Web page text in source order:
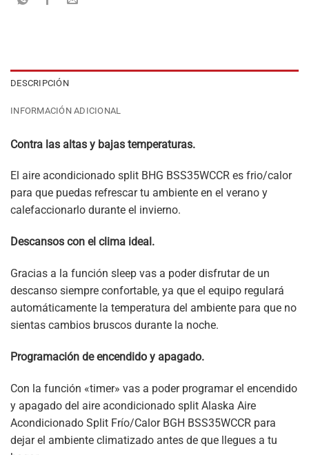
DESCRIPCIÓN
INFORMACIÓN ADICIONAL
Contra las altas y bajas temperaturas.
El aire acondicionado split BHG BSS35WCCR es frio/calor
para que puedas refrescar tu ambiente en el verano y
calefaccionarlo durante el invierno.
Descansos con el clima ideal.
Gracias a la función sleep vas a poder disfrutar de un
descanso siempre confortable, ya que el equipo regulará
automáticamente la temperatura del ambiente para que no
sientas cambios bruscos durante la noche.
Programación de encendido y apagado.
Con la función «timer» vas a poder programar el encendido
y apagado del aire acondicionado split Alaska Aire
Acondicionado Split Frío/Calor BGH BSS35WCCR para
dejar el ambiente climatizado antes de que llegues a tu